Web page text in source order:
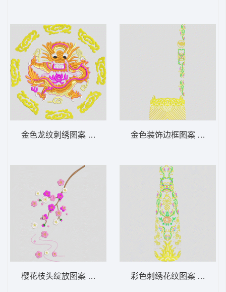
金色龙纹刺绣图案 龙王
樱花枝头绽放图案 汉服
金色装饰边框图案 戏服 中
彩色刺绣花纹图案 戏服 中